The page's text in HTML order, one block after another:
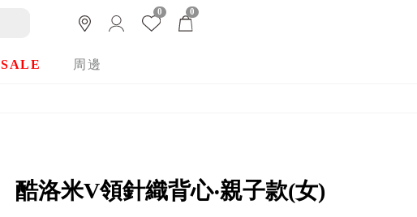
0 0
SALE 周邊
酷洛米V領針織背心‧親子款(女)